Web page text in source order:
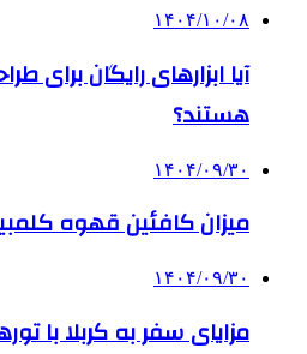
۱۴۰۴/۱۰/۰۸
آیا ابزارهای رایگان
هستند؟
۱۴۰۴/۰۹/۳۰
میزان کافئین قهوه
۱۴۰۴/۰۹/۳۰
مزایای سفر به کربلا با